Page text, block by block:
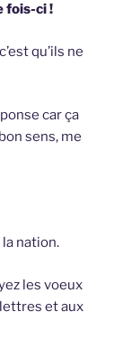
fois-ci !
qu’ils ne
car ça
sens, me
nation.
les voeux
et aux